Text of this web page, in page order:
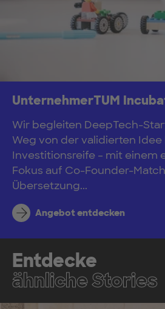
UnternehmerTUM
Wir begleiten DeepTech-
Weg von der validierten
Investitionsreife – mit einem
Fokus auf Co-Founder-
Übersetzung...
Angebot entdecken
Entdecke
ähnliche Stories